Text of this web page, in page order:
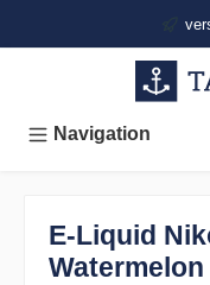
Navigation
E-Liquid
Watermelon